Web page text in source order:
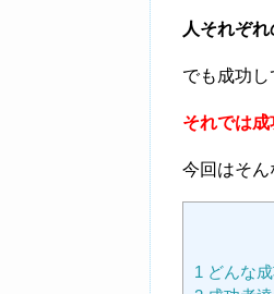
人それぞれ
でも成功し
それでは成
今回はそん
1 どんな